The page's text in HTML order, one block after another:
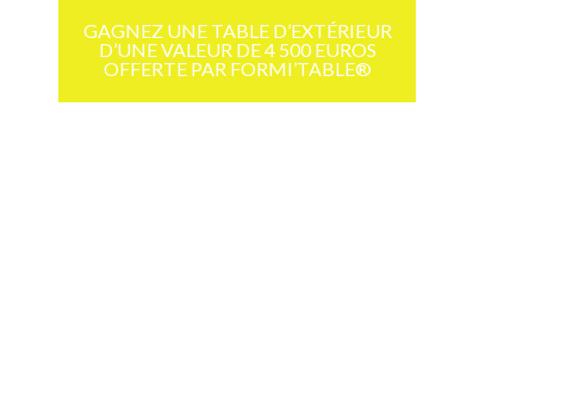
GAGNEZ UNE TABLE D’EXTÉRIEUR
D’UNE VALEUR DE 4 500 EUROS
OFFERTE PAR FORMI’TABLE®